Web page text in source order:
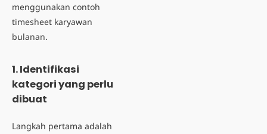
menggunakan contoh
timesheet karyawan
bulanan.
1. Identifikasi
kategori yang perlu
dibuat
Langkah pertama adalah